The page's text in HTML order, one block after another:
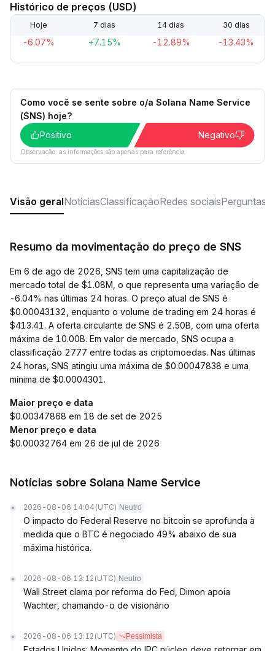
Histórico de preços (USD)
Hoje 7 dias 14 dias 30 dias
-6.07% +7.15% -12.89% -13.43%
Como você se sente sobre o/a Solana Name Service
(SNS) hoje?
Positivo
Negativo
Observação: as informações são apenas para referência.
Visão geralNotíciasClassificaçãoRedes sociaisPerguntas
Resumo da movimentação do preço de SNS
Em 6 de ago de 2026, SNS tem uma capitalização de
mercado total de $1.08M, o que representa uma variação de
-6.04% nas últimas 24 horas. O preço atual de SNS é
$0.00043132, enquanto o volume de trading em 24 horas é
$413.41. A oferta circulante de SNS é 2.50B, com uma oferta
máxima de 10.00B. Em valor de mercado, SNS ocupa a
classificação 2777 entre todas as criptomoedas. Nas últimas
24 horas, SNS atingiu uma máxima de $0.00047838 e uma
mínima de $0.0004301.
Maior preço e data
$0.00347868 em 18 de set de 2025
Menor preço e data
$0.00032764 em 26 de jul de 2026
Notícias sobre Solana Name Service
2026-08-06 14:04 (UTC) Neutro
O impacto do Federal Reserve no bitcoin se aprofunda à
medida que o BTC é negociado 49% abaixo de sua
máxima histórica.
2026-08-06 13:12 (UTC) Neutro
Wall Street clama por reforma do Fed, Dimon apoia
Wachter, chamando-o de visionário
2026-08-06 13:12 (UTC) Pessimista